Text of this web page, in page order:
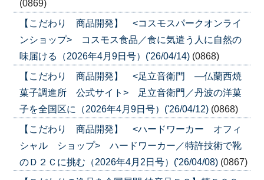
(0869)
【こだわり 商品開発】 <コスモスパークオンライ
ンショップ> コスモス食品／食に気遣う人に自然の
味届ける（2026年4月9日号）('26/04/14) (0868)
【こだわり 商品開発】 <足立音衛門 ―仏蘭西焼
菓子調進所 公式サイト> 足立音衛門／丹波の洋菓
子を全国区に（2026年4月9日号）('26/04/12) (0868)
【こだわり 商品開発】 <ハードワーカー オフィ
シャル ショップ> ハードワーカー／特許技術で靴
のＤ２Ｃに挑む（2026年4月2日号）('26/04/08) (0867)